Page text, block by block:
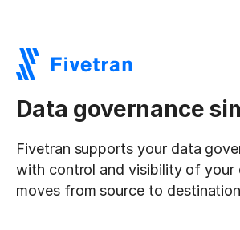
Data governance
Fivetran supports your data
with control and visibility of your
moves from source to